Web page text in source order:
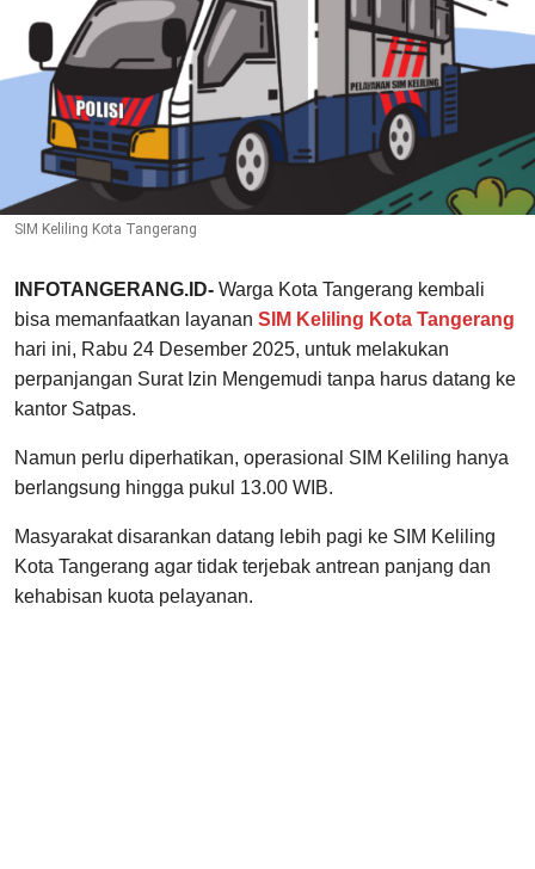
SIM Keliling Kota Tangerang
INFOTANGERANG.ID- Warga Kota Tangerang kembali
bisa memanfaatkan layanan SIM Keliling Kota Tangerang
hari ini, Rabu 24 Desember 2025, untuk melakukan
perpanjangan Surat Izin Mengemudi tanpa harus datang ke
kantor Satpas.
Namun perlu diperhatikan, operasional SIM Keliling hanya
berlangsung hingga pukul 13.00 WIB.
Masyarakat disarankan datang lebih pagi ke SIM Keliling
Kota Tangerang agar tidak terjebak antrean panjang dan
kehabisan kuota pelayanan.